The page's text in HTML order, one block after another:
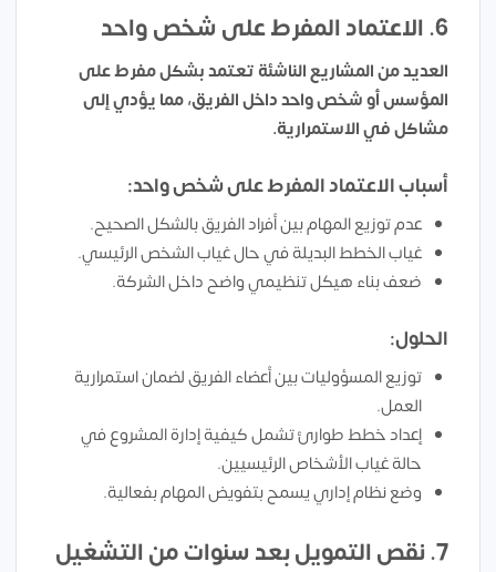
6. الاعتماد المفرط على شخص واحد
العديد من المشاريع الناشئة تعتمد بشكل مفرط على
المؤسس أو شخص واحد داخل الفريق، مما يؤدي إلى
مشاكل في الاستمرارية.
أسباب الاعتماد المفرط على شخص واحد:
عدم توزيع المهام بين أفراد الفريق بالشكل الصحيح.
غياب الخطط البديلة في حال غياب الشخص الرئيسي.
ضعف بناء هيكل تنظيمي واضح داخل الشركة.
الحلول:
توزيع المسؤوليات بين أعضاء الفريق لضمان استمرارية
العمل.
إعداد خطط طوارئ تشمل كيفية إدارة المشروع في
حالة غياب الأشخاص الرئيسيين.
وضع نظام إداري يسمح بتفويض المهام بفعالية.
7. نقص التمويل بعد سنوات من التشغيل